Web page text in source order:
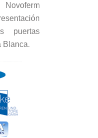
puertas
Blanca.